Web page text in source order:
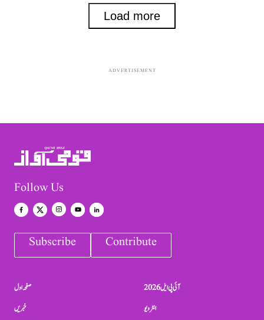
Load more
ADVERTISEMENT
Follow Us
Subscribe Contribute
صفحہ اول
خبریں
آئی پی ایل 2026
انٹرویو